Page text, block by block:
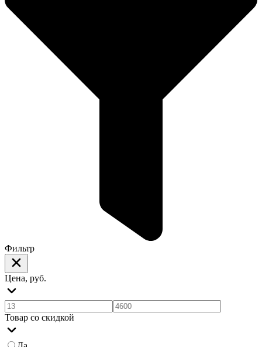
Фильтр
Цена, руб.
Товар со скидкой